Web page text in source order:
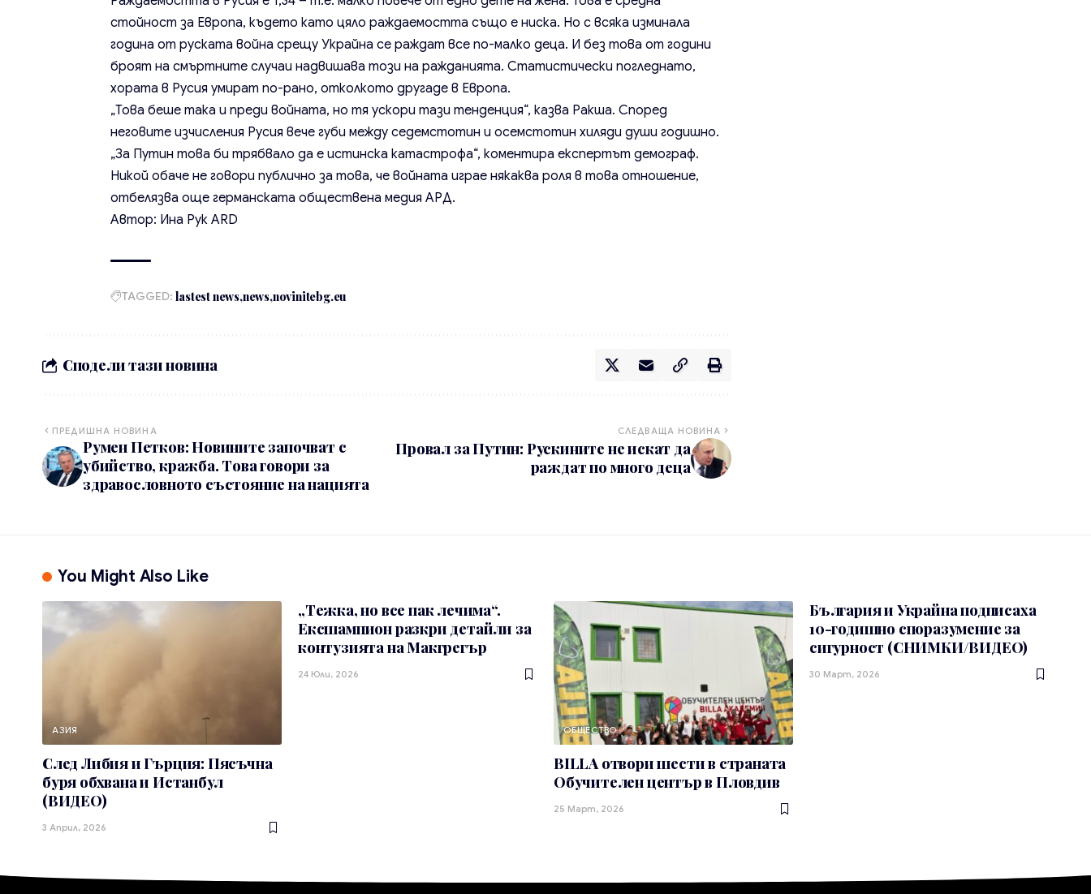
стойност за Европа, където като цяло раждаемостта също е ниска. Но с всяка изминала
година от руската война срещу Украйна се раждат все по-малко деца. И без това от години
броят на смъртните случаи надвишава този на ражданията. Статистически погледнато,
хората в Русия умират по-рано, отколкото другаде в Европа.
„Това беше така и преди войната, но тя ускори тази тенденция“, казва Ракша. Според
неговите изчисления Русия вече губи между седемстотин и осемстотин хиляди души годишно.
„За Путин това би трябвало да е истинска катастрофа“, коментира експертът демограф.
Никой обаче не говори публично за това, че войната играе някаква роля в това отношение,
отбелязва още германската обществена медия АРД.
Автор: Ина Рук ARD
TAGGED: lastest news news novinitebg.eu
Сподели тази новина
ПРЕДИШНА НОВИНА
Румен Петков: Новините започват с
убийство, кражба. Това говори за
здравословното състояние на нацията
СЛЕДВАЩА НОВИНА
Провал за Путин: Рускините не искат да
раждат по много деца
You Might Also Like
АЗИЯ
След Либия и Гърция: Пясъчна
буря обхвана и Истанбул
(ВИДЕО)
3 Април, 2026
„Тежка, но все пак лечима“.
Ексшампион разкри детайли за
контузията на Макгрегър
24 Юли, 2026
ОБЩЕСТВО
BILLA отвори шести в страната
Обучителен център в Пловдив
25 Март, 2026
България и Украйна подписаха
10-годишно споразумение за
сигурност (СНИМКИ/ВИДЕО)
30 Март, 2026